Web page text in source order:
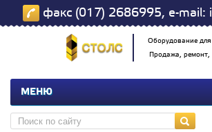
факс (017) 2686995, e-mail:
Оборудование
Продажа, ремонт,
МЕНЮ